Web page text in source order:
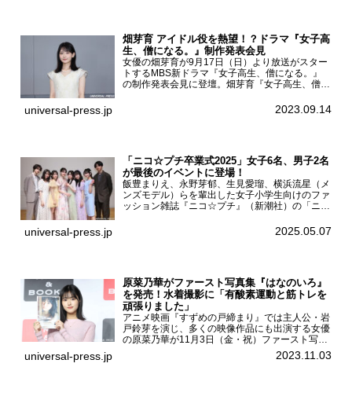
畑芽育 アイドル役を熱望！？ドラマ『女子高
生、僧になる。』制作発表会見
女優の畑芽育が9月17日（日）より放送がスター
トするMBS新ドラマ『女子高生、僧になる。』
の制作発表会見に登壇。畑芽育『女子高生、僧に
ーについて「下白石麦は頭にビックリマークと、
universal-press.jp 2023.09.14
「ニコ☆プチ卒業式2025」女子6名、男子2名
が最後のイベントに登場！
飯豊まりえ、永野芽郁、生見愛瑠、横浜流星（メ
ンズモデル）らを輩出した女子小学生向けのファ
ッション雑誌『ニコ☆プチ』（新潮社）の「ニコ
モード学園コクーンタワーで開催され、卒業モデ
universal-press.jp 2025.05.07
原菜乃華がファースト写真集『はなのいろ』
を発売！水着撮影に「有酸素運動と筋トレを
頑張りました」
アニメ映画『すずめの戸締まり』では主人公・岩
戸鈴芽を演じ、多くの映像作品にも出演する女優
の原菜乃華が11月3日（金・祝）ファースト写真
集『はなのいろ』発売記念イベントを
HMV&BOOKS SHIBUYAで開催した。原菜乃華フ
universal-press.jp 2023.11.03